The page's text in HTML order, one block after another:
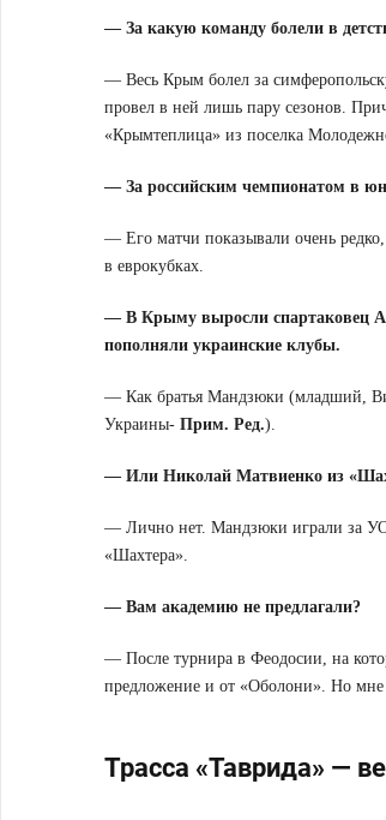
— За какую команду болели в
— Весь Крым болел за
провел в ней лишь пару сезонов.
«Крымтеплица» из поселка
— За российским чемпионатом в
— Его матчи показывали очень
в еврокубках.
— В Крыму выросли спартаковец
пополняли украинские клубы.
— Как братья Мандзюки (младший,
Украины- Прим. Ред.).
— Или Николай Матвиенко из
— Лично нет. Мандзюки играли за
«Шахтера».
— Вам академию не предлагали?
— После турнира в Феодосии, на
предложение и от «Оболони». Но мне
Трасса «Таврида» —